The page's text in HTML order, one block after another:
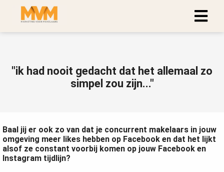
"ik had nooit gedacht dat het allemaal zo
simpel zou zijn..."
Baal jij er ook zo van dat je concurrent makelaars in jouw
omgeving meer likes hebben op Facebook en dat het lijkt
alsof ze constant voorbij komen op jouw Facebook en
Instagram tijdlijn?